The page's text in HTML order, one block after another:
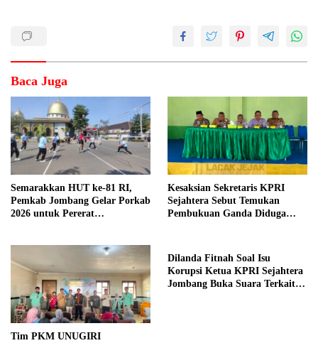
Baca Juga
Semarakkan HUT ke-81 RI,
Pemkab Jombang Gelar Porkab
2026 untuk Pererat
Kesaksian Sekretaris KPRI
Sejahtera Sebut Temukan
Pembukuan Ganda Diduga
Tim PKM UNUGIRI
Dilanda Fitnah Soal Isu
Korupsi Ketua KPRI Sejahtera
Jombang Buka Suara Terkait